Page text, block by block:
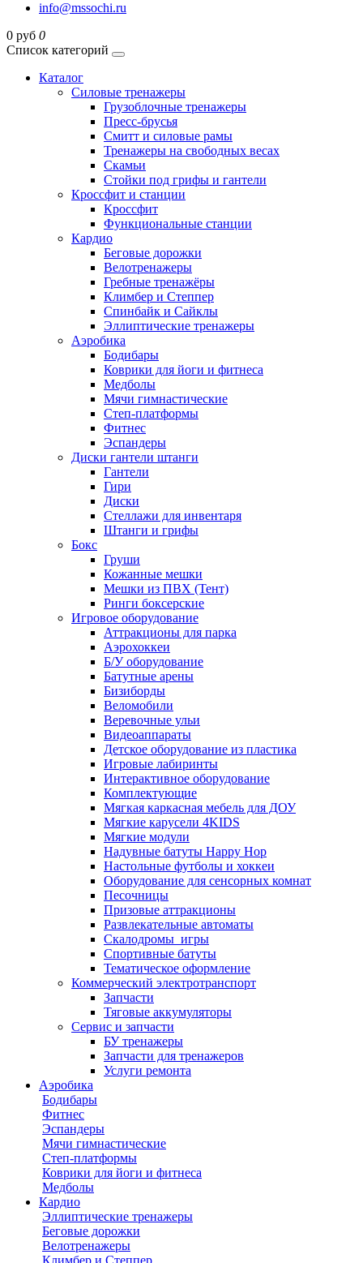
info@mssochi.ru
0 руб 0
Список категорий
Каталог
Силовые тренажеры
Грузоблочные тренажеры
Пресс-брусья
Смитт и силовые рамы
Тренажеры на свободных весах
Скамьи
Стойки под грифы и гантели
Кроссфит и станции
Кроссфит
Функциональные станции
Кардио
Беговые дорожки
Велотренажеры
Гребные тренажёры
Климбер и Степпер
Спинбайк и Сайклы
Эллиптические тренажеры
Аэробика
Бодибары
Коврики для йоги и фитнеса
Медболы
Мячи гимнастические
Степ-платформы
Фитнес
Эспандеры
Диски гантели штанги
Гантели
Гири
Диски
Стеллажи для инвентаря
Штанги и грифы
Бокс
Груши
Кожанные мешки
Мешки из ПВХ (Тент)
Ринги боксерские
Игровое оборудование
Аттракционы для парка
Аэрохоккеи
Б/У оборудование
Батутные арены
Бизиборды
Веломобили
Веревочные ульи
Видеоаппараты
Детское оборудование из пластика
Игровые лабиринты
Интерактивное оборудование
Комплектующие
Мягкая каркасная мебель для ДОУ
Мягкие карусели 4KIDS
Мягкие модули
Надувные батуты Happy Hop
Настольные футболы и хоккеи
Оборудование для сенсорных комнат
Песочницы
Призовые аттракционы
Развлекательные автоматы
Скалодромы_игры
Спортивные батуты
Тематическое оформление
Коммерческий электротранспорт
Запчасти
Тяговые аккумуляторы
Сервис и запчасти
БУ тренажеры
Запчасти для тренажеров
Услуги ремонта
Аэробика
Бодибары
Фитнес
Эспандеры
Мячи гимнастические
Степ-платформы
Коврики для йоги и фитнеса
Медболы
Кардио
Эллиптические тренажеры
Беговые дорожки
Велотренажеры
Климбер и Степпер